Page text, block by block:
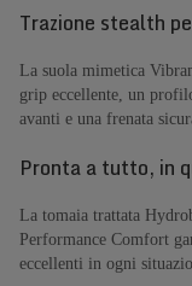
Trazione stealth
La suola mimetica
grip eccellente, un
avanti e una frenata
Pronta a tutto, in
La tomaia trattata
Performance Comfort
eccellenti in ogni